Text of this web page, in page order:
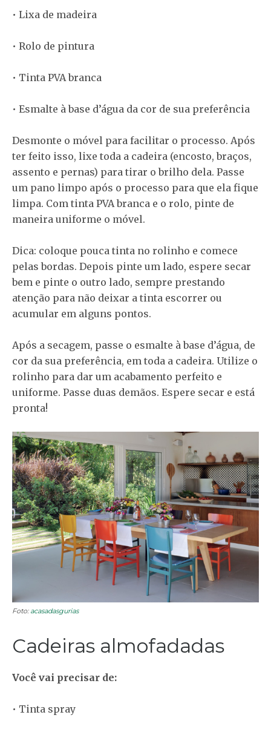
• Lixa de madeira
• Rolo de pintura
• Tinta PVA branca
• Esmalte à base d’água da cor de sua preferência
Desmonte o móvel para facilitar o processo. Após
ter feito isso, lixe toda a cadeira (encosto, braços,
assento e pernas) para tirar o brilho dela. Passe
um pano limpo após o processo para que ela fique
limpa. Com tinta PVA branca e o rolo, pinte de
maneira uniforme o móvel.
Dica: coloque pouca tinta no rolinho e comece
pelas bordas. Depois pinte um lado, espere secar
bem e pinte o outro lado, sempre prestando
atenção para não deixar a tinta escorrer ou
acumular em alguns pontos.
Após a secagem, passe o esmalte à base d’água, de
cor da sua preferência, em toda a cadeira. Utilize o
rolinho para dar um acabamento perfeito e
uniforme. Passe duas demãos. Espere secar e está
pronta!
Foto: acasadasgurias
Cadeiras almofadadas
Você vai precisar de:
• Tinta spray